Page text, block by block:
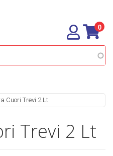
0
Cuori Trevi 2 Lt
Trevi 2 Lt